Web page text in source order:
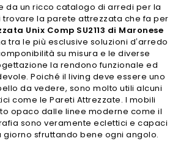
da un ricco catalogo di arredi per la
trovare la parete attrezzata che fa per
Unix Comp SU2113 di Maronese
tra le più esclusive soluzioni d’arredo
su misura e le diverse
la rendono funzionale ed
Poiché il living deve essere uno
da vedere, sono molto utili alcuni
come le Pareti Attrezzate. I mobili
opaco dalle linee moderne come il
sono veramente eclettici e capaci
giorno sfruttando bene ogni angolo.